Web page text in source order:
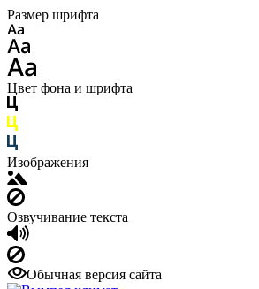
Размер шрифта
Цвет фона и шрифта
Изображения
Озвучивание текста
Обычная версия сайта